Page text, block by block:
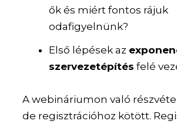
ők és miért fontos rájuk
odafigyelnünk?
Első lépések az
szervezetépítés felé
A webináriumon való
de regisztrációhoz kötött.